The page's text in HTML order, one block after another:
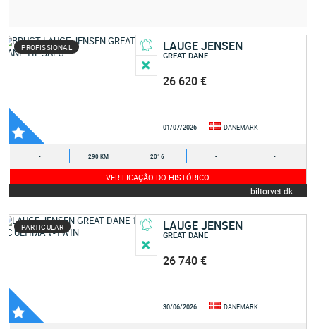
PROFISSIONAL LAUGE JENSEN
GREAT DANE
26 620 €
01/07/2026 DANEMARK
- 290 KM 2016 - -
VERIFICAÇÃO DO HISTÓRICO
biltorvet.dk
PARTICULAR LAUGE JENSEN
GREAT DANE
26 740 €
30/06/2026 DANEMARK